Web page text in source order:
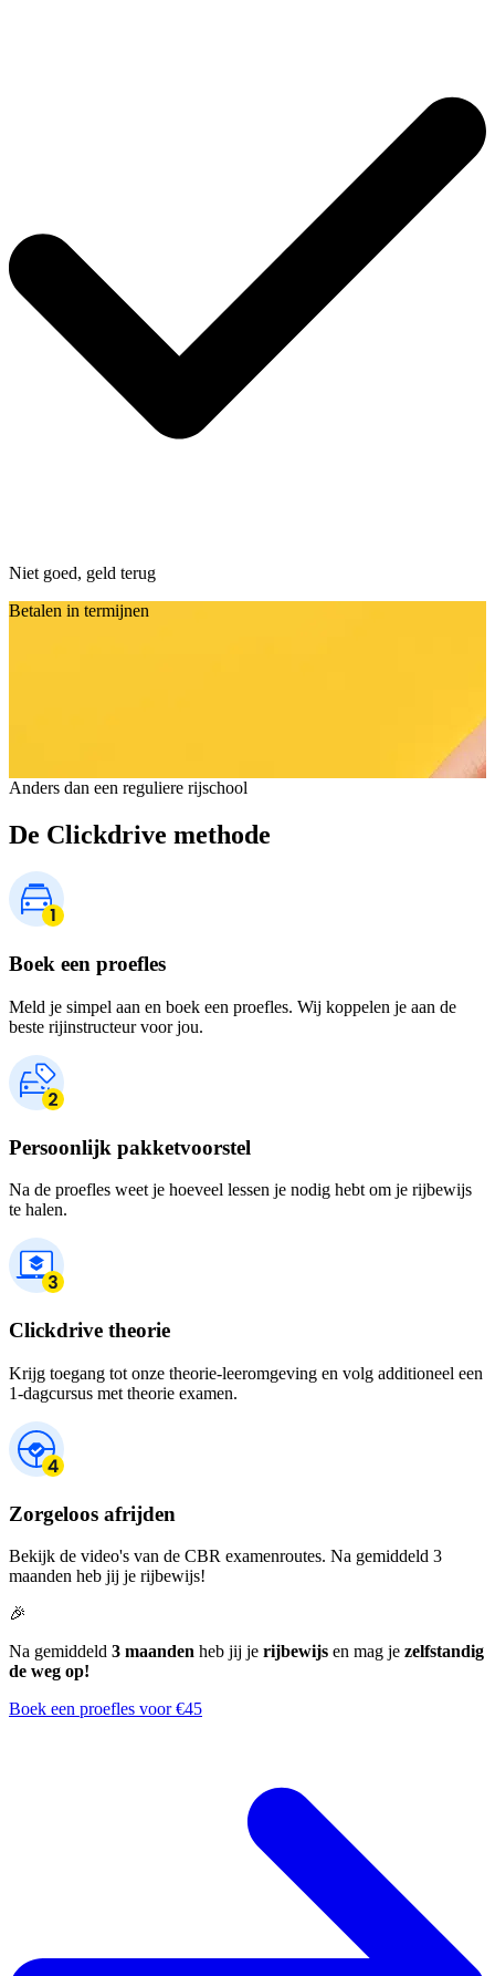
Niet goed, geld terug
Betalen in termijnen
Anders dan een reguliere rijschool
De Clickdrive methode
Boek een proefles
Meld je simpel aan en boek een proefles. Wij koppelen je aan de
beste rijinstructeur voor jou.
Persoonlijk pakketvoorstel
Na de proefles weet je hoeveel lessen je nodig hebt om je rijbewijs
te halen.
Clickdrive theorie
Krijg toegang tot onze theorie-leeromgeving en volg additioneel een
1-dagcursus met theorie examen.
Zorgeloos afrijden
Bekijk de video's van de CBR examenroutes. Na gemiddeld 3
maanden heb jij je rijbewijs!
🎉
Na gemiddeld 3 maanden heb jij je rijbewijs en mag je zelfstandig
de weg op!
Boek een proefles voor €45